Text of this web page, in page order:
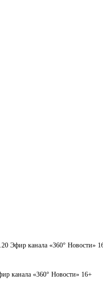
Эфир канала «360° Новости»
канала «360° Новости» 16+